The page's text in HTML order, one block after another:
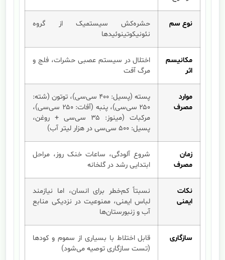
نوع سم
حشره‌کش سیستمیک از گروه
نئونیکوتینوئیدها
مکانیسم
اثر
اختلال در سیستم عصبی حشرات، فلج و
مرگ آفت
موارد
مصرف
پسته (پسیل: ۴۰۰ سی‌سی)، توتون (شته:
۲۵۰ سی‌سی)، پنبه (آفات: ۲۵۰ سی‌سی)،
مرکبات (مینوز: ۳۵ سی‌سی + روغن،
پسیل: ۵۰۰ سی‌سی در هزار لیتر آب)
زمان
مصرف
شروع آلودگی، ساعات خنک روز، مراحل
ابتدایی رشد در گلخانه
نکات
ایمنی
نسبتاً کم‌خطر برای انسان، اما نیازمند
لباس ایمنی، ممنوعیت در نزدیکی منابع
آب و زنبورستان‌ها
سازگاری
قابل اختلاط با بسیاری از سموم و کودها
(تست سازگاری توصیه می‌شود)